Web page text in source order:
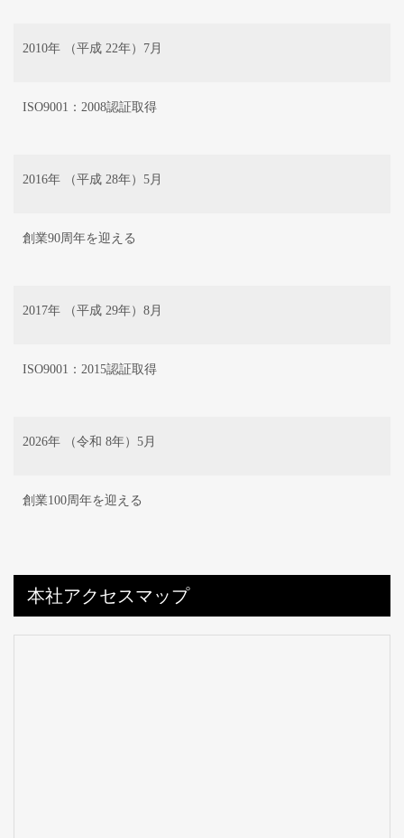
2010年 （平成 22年）7月
ISO9001：2008認証取得
2016年 （平成 28年）5月
創業90周年を迎える
2017年 （平成 29年）8月
ISO9001：2015認証取得
2026年 （令和 8年）5月
創業100周年を迎える
本社アクセスマップ